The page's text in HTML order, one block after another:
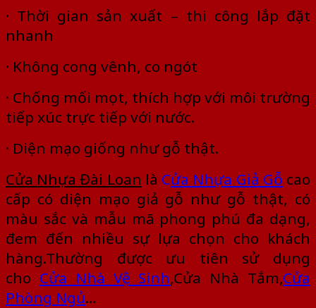
· Thời gian sản xuất – thi công lắp đặt
nhanh
· Không cong vênh, co ngót
· Chống mối mọt, thích hợp với môi trường
tiếp xúc trực tiếp với nước.
· Diện mạo giống như gỗ thật.
Cửa Nhựa Đài Loan là Cửa Nhựa Giả Gỗ cao
cấp có diện mạo giả gỗ như gỗ thật, có
màu sắc và mẫu mã phong phú đa dạng,
đem đến nhiều sự lựa chọn cho khách
hàng.Thường được ưu tiên sử dụng
cho Cửa Nhà Vệ Sinh,Cửa Nhà Tắm,Cửa
Phòng Ngủ…